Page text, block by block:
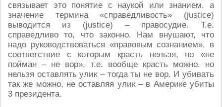
связывает это понятие с наукой или знанием, а
значение термина «справедливость» (justice)
выводится из (justice) – правосудие. Т.е.
справедливо то, что законно. Нам внушают, что
надо руководствоваться «правовым сознанием», в
соответствие с которым красть нельзя, но «не
пойман – не вор», т.е. вообще красть можно, но
нельзя оставлять улик – тогда ты не вор. И убивать
так же можно, не оставляя улик – в Америке убиты
3 президента.